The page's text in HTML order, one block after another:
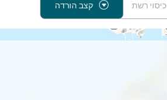
כיסוי רשת קצב הורדה